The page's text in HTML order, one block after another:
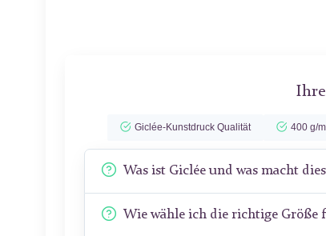
Giclée-Kunstdruck Qualität 400 g/
Was ist Giclée und was macht
Wie wähle ich die richtige Größe